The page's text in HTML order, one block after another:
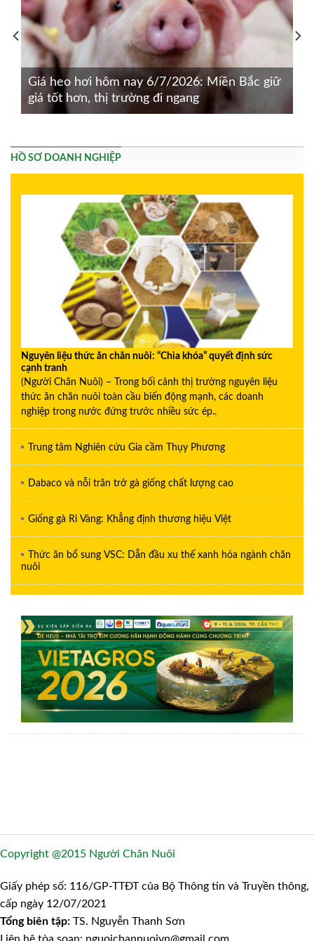
Giá heo hơi hôm nay 6/7/2026: Miền Bắc giữ
giá tốt hơn, thị trường đi ngang
HỒ SƠ DOANH NGHIỆP
Nguyên liệu thức ăn chăn nuôi: “Chìa khóa” quyết định sức
cạnh tranh
(Người Chăn Nuôi) – Trong bối cảnh thị trường nguyên liệu
thức ăn chăn nuôi toàn cầu biến động mạnh, các doanh
nghiệp trong nước đứng trước nhiều sức ép..
Trung tâm Nghiên cứu Gia cầm Thụy Phương
Dabaco và nỗi trăn trở gà giống chất lượng cao
Giống gà Ri Vàng: Khẳng định thương hiệu Việt
Thức ăn bổ sung VSC: Dẫn đầu xu thế xanh hóa ngành chăn
nuôi
Copyright @2015 Người Chăn Nuôi
Giấy phép số: 116/GP-TTĐT của Bộ Thông tin và Truyền thông,
cấp ngày 12/07/2021
Tổng biên tập: TS. Nguyễn Thanh Sơn